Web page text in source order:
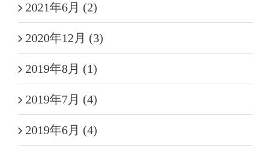
2021年6月 (2)
2020年12月 (3)
2019年8月 (1)
2019年7月 (4)
2019年6月 (4)